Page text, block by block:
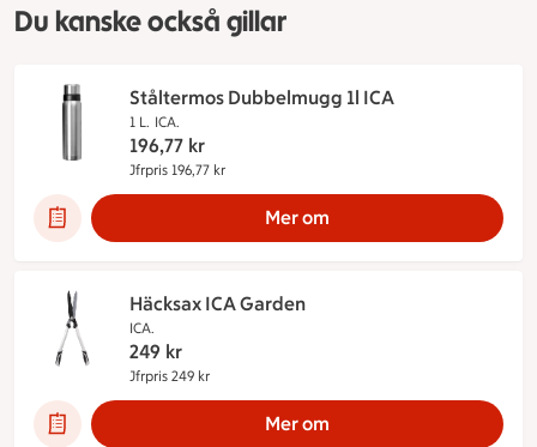
Du kanske också gillar
Ståltermos Dubbelmugg 1l ICA
1 L. ICA.
196,77 kr
Jfrpris 196,77 kr
Mer om
Häcksax ICA Garden
ICA.
249 kr
Jfrpris 249 kr
Mer om